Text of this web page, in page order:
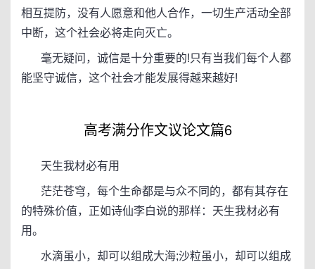
相互提防，没有人愿意和他人合作，一切生产活动全部
中断，这个社会必将走向灭亡。
毫无疑问，诚信是十分重要的!只有当我们每个人都
能坚守诚信，这个社会才能发展得越来越好!
高考满分作文议论文篇6
天生我材必有用
茫茫苍穹，每个生命都是与众不同的，都有其存在
的特殊价值，正如诗仙李白说的那样：天生我材必有
用。
水滴虽小，却可以组成大海;沙粒虽小，却可以组成